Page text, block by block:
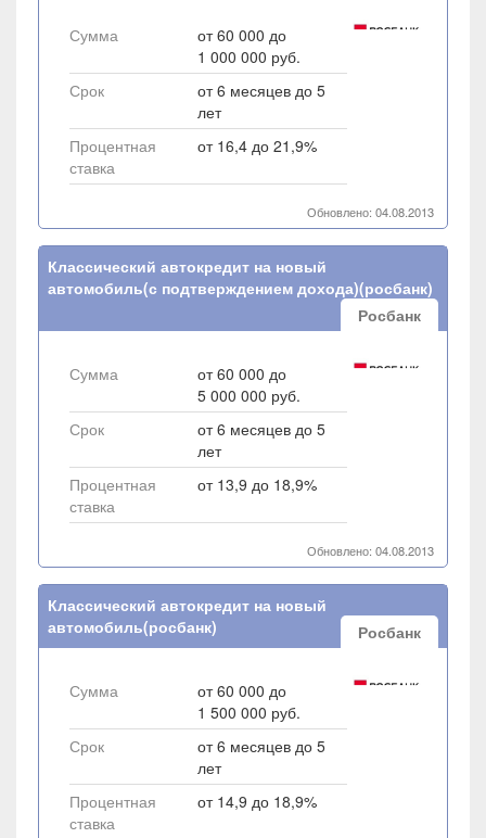
Сумма
от 60 000 до
1 000 000 руб.
Срок
от 6 месяцев до 5
лет
Процентная
ставка
от 16,4 до 21,9%
Обновлено: 04.08.2013
Классический автокредит на новый
автомобиль(с подтверждением дохода)(росбанк)
Росбанк
Сумма
от 60 000 до
5 000 000 руб.
Срок
от 6 месяцев до 5
лет
Процентная
ставка
от 13,9 до 18,9%
Обновлено: 04.08.2013
Классический автокредит на новый
автомобиль(росбанк)
Росбанк
Сумма
от 60 000 до
1 500 000 руб.
Срок
от 6 месяцев до 5
лет
Процентная
ставка
от 14,9 до 18,9%